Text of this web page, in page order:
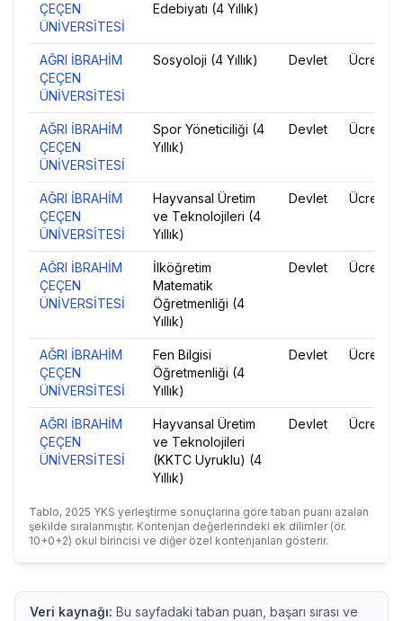
ÇEÇEN
ÜNİVERSİTESİ
Edebiyatı (4 Yıllık)
AĞRI İBRAHİM
ÇEÇEN
ÜNİVERSİTESİ
Sosyoloji (4 Yıllık) Devlet Ücretsiz
AĞRI İBRAHİM
ÇEÇEN
ÜNİVERSİTESİ
Spor Yöneticiliği (4
Yıllık)
Devlet Ücretsiz
AĞRI İBRAHİM
ÇEÇEN
ÜNİVERSİTESİ
Hayvansal Üretim
ve Teknolojileri (4
Yıllık)
Devlet Ücretsiz
AĞRI İBRAHİM
ÇEÇEN
ÜNİVERSİTESİ
İlköğretim
Matematik
Öğretmenliği (4
Yıllık)
Devlet Ücretsiz
AĞRI İBRAHİM
ÇEÇEN
ÜNİVERSİTESİ
Fen Bilgisi
Öğretmenliği (4
Yıllık)
Devlet Ücretsiz
AĞRI İBRAHİM
ÇEÇEN
ÜNİVERSİTESİ
Hayvansal Üretim
ve Teknolojileri
(KKTC Uyruklu) (4
Yıllık)
Devlet Ücretsiz
Tablo, 2025 YKS yerleştirme sonuçlarına göre taban puanı azalan
şekilde sıralanmıştır. Kontenjan değerlerindeki ek dilimler (ör.
10+0+2) okul birincisi ve diğer özel kontenjanları gösterir.
Veri kaynağı: Bu sayfadaki taban puan, başarı sırası ve